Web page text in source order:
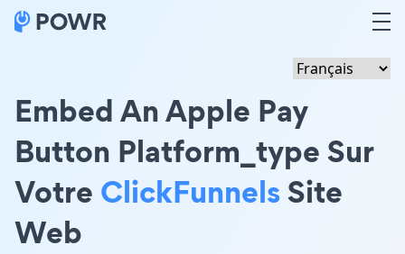
Embed An Apple Pay
Button Platform_type Sur
Votre ClickFunnelsSite
Web